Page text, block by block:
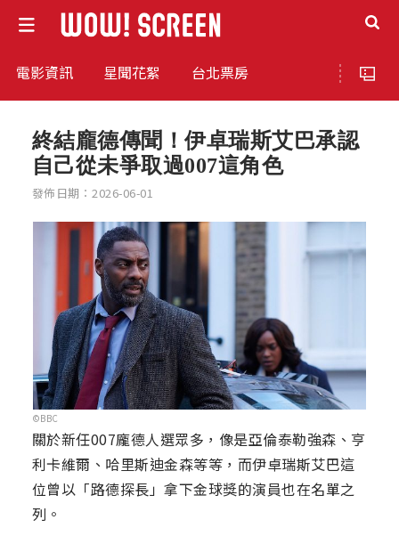
電影資訊 星聞花絮 台北票房
終結龐德傳聞！伊卓瑞斯艾巴承認
自己從未爭取過007這角色
發佈日期：2026-06-01
©BBC
關於新任007龐德人選眾多，像是亞倫泰勒強森、亨
利卡維爾、哈里斯迪金森等等，而伊卓瑞斯艾巴這
位曾以「路德探長」拿下金球獎的演員也在名單之
列。